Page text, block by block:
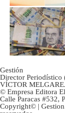
Gestión
Director Periodístico
VÍCTOR
© Empresa Editora
Calle Paracas #532,
Copyright© |